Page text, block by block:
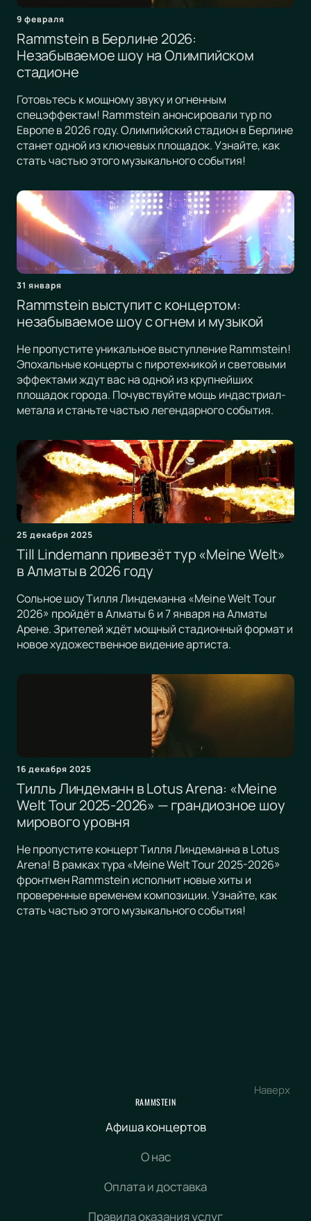
9 февраля
Rammstein в Берлине 2026:
Незабываемое шоу на Олимпийском
стадионе
Готовьтесь к мощному звуку и огненным
спецэффектам! Rammstein анонсировали тур по
Европе в 2026 году. Олимпийский стадион в Берлине
станет одной из ключевых площадок. Узнайте, как
стать частью этого музыкального события!
31 января
Rammstein выступит с концертом:
незабываемое шоу с огнем и музыкой
Не пропустите уникальное выступление Rammstein!
Эпохальные концерты с пиротехникой и световыми
эффектами ждут вас на одной из крупнейших
площадок города. Почувствуйте мощь индастриал-
метала и станьте частью легендарного события.
25 декабря 2025
Till Lindemann привезёт тур «Meine Welt»
в Алматы в 2026 году
Сольное шоу Тилля Линдеманна «Meine Welt Tour
2026» пройдёт в Алматы 6 и 7 января на Алматы
Арене. Зрителей ждёт мощный стадионный формат и
новое художественное видение артиста.
16 декабря 2025
Тилль Линдеманн в Lotus Arena: «Meine
Welt Tour 2025-2026» — грандиозное шоу
мирового уровня
Не пропустите концерт Тилля Линдеманна в Lotus
Arena! В рамках тура «Meine Welt Tour 2025-2026»
фронтмен Rammstein исполнит новые хиты и
проверенные временем композиции. Узнайте, как
стать частью этого музыкального события!
Наверх
RAMMSTEIN
Афиша концертов
О нас
Оплата и доставка
Правила оказания услуг